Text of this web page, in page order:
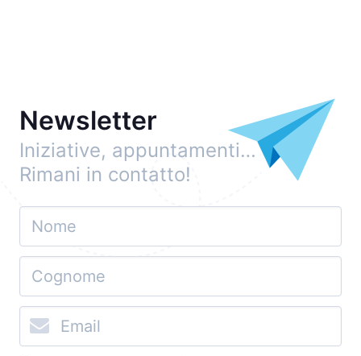
Newsletter
Iniziative, appuntamenti…
Rimani in contatto!